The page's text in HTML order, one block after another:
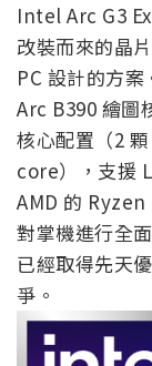
Intel Arc G3
改裝而來的晶
PC 設計的方
Arc B390 繪圖
核心配置（2
core），支援
AMD 的
對掌機進行全
已經取得先天
爭。